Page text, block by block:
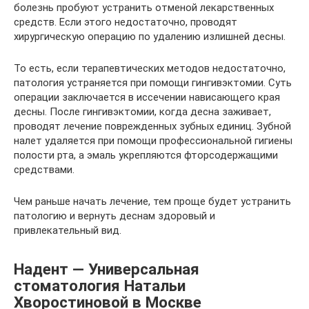
болезнь пробуют устранить отменой лекарственных
средств. Если этого недостаточно, проводят
хирургическую операцию по удалению излишней десны.
То есть, если терапевтических методов недостаточно,
патология устраняется при помощи гингивэктомии. Суть
операции заключается в иссечении нависающего края
десны. После гингивэктомии, когда десна заживает,
проводят лечение поврежденных зубных единиц. Зубной
налет удаляется при помощи профессиональной гигиены
полости рта, а эмаль укрепляются фторсодержащими
средствами.
Чем раньше начать лечение, тем проще будет устранить
патологию и вернуть деснам здоровый и
привлекательный вид.
Надент — Универсальная
стоматология Натальи
Хворостиновой в Москве